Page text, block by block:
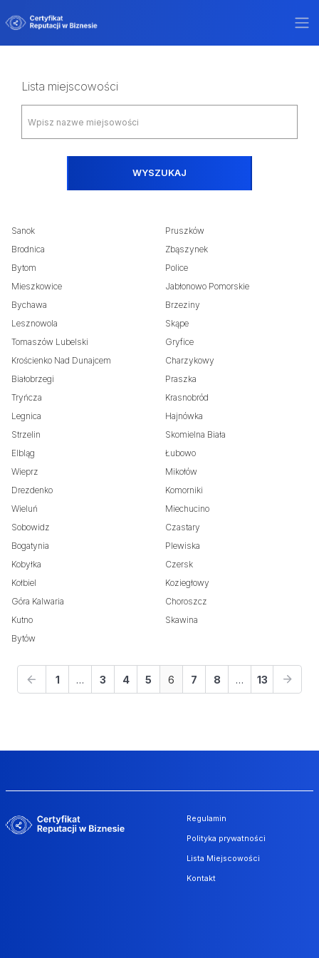
Lista miejscowości
WYSZUKAJ
Sanok
Pruszków
Brodnica
Zbąszynek
Bytom
Police
Mieszkowice
Jabłonowo Pomorskie
Bychawa
Brzeziny
Lesznowola
Skąpe
Tomaszów Lubelski
Gryfice
Krościenko Nad Dunajcem
Charzykowy
Białobrzegi
Praszka
Tryńcza
Krasnobród
Legnica
Hajnówka
Strzelin
Skomielna Biała
Elbląg
Łubowo
Wieprz
Mikołów
Drezdenko
Komorniki
Wieluń
Miechucino
Sobowidz
Czastary
Bogatynia
Plewiska
Kobyłka
Czersk
Kołbiel
Koziegłowy
Góra Kalwaria
Choroszcz
Kutno
Skawina
Bytów
1 … 3 4 5 6 7 8 … 13
Regulamin
Polityka prywatności
Lista Miejscowości
Kontakt